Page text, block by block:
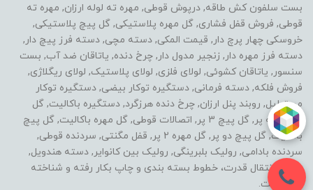
بست سلفون کش طاقه, درپوش قوطی, مهره ته لوله ارزان, مهره ته
قوطی, فروش قفل فشاری, گل مهره پلاستیکی, گل پیچ پلاستیکی,
خروسکی چهار پرچ دار, قیمت المکی, دسته مچی, دسته فرز پیچ دار,
دسته فرز مهره دار, زنجیر مدول دار, چرخ دنده, یاتاقان ضد آب, بست
سنسور, یاتاقان کشوئی, لولای فلزی, لولای پلاستیک, لولای ریگلاژی,
فروش فلکه, دسته فرمانی, دستگیره توکار بیضی, دستگیره توکار
مستطیل, روبند پنل ارزان, چرخ دنده هرزگرد, دستگیره باکالیت, گل
مهره سه پر, گل پیچ 3 پر, اتصالات قوطی, گل مهره باکالیت, گل پیچ
باکالیت, گل پیچ دو پر, گل مهره 2 پر, قفل مگنتی, سردنده قوطی,
سردنده بادامی, رولیک بلبرینگی, رولیک بین کانوایر, دسته هندویل,
خطوط انتقال قدرت، خطوط بسته بندی و چاپ بکار رفته و شناخته
شده است.